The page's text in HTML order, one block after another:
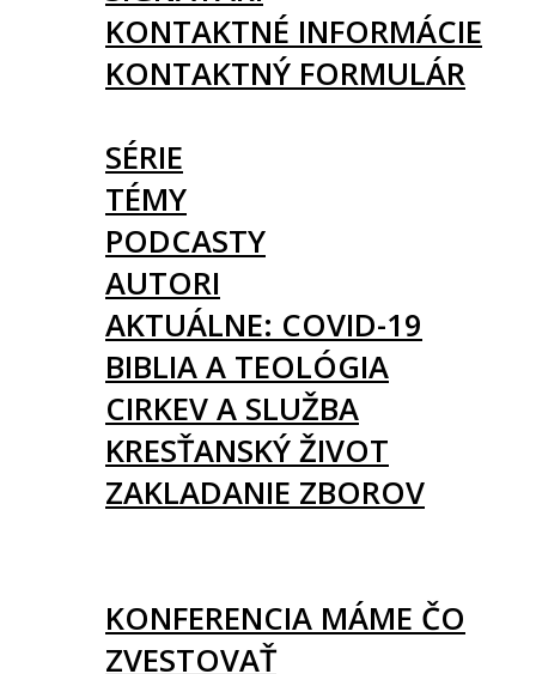
KONTAKTNÉ INFORMÁCIE
KONTAKTNÝ FORMULÁR
SÉRIE
TÉMY
PODCASTY
AUTORI
AKTUÁLNE: COVID-19
BIBLIA A TEOLÓGIA
CIRKEV A SLUŽBA
KRESŤANSKÝ ŽIVOT
ZAKLADANIE ZBOROV
KONFERENCIA MÁME ČO
ZVESTOVAŤ